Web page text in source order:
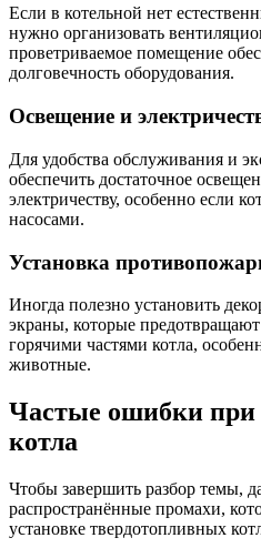
Если в котельной нет
нужно организовать
проветриваемое помещение
долговечность оборудования.
Освещение и
Для удобства обслуживания и
обеспечить достаточное
электричеству, особенно если
насосами.
Установка
Иногда полезно установить
экраны, которые
горячими частями котла,
животные.
Частые ошибки при
котла
Чтобы завершить разбор темы,
распространённые промахи,
установке твердотопливных